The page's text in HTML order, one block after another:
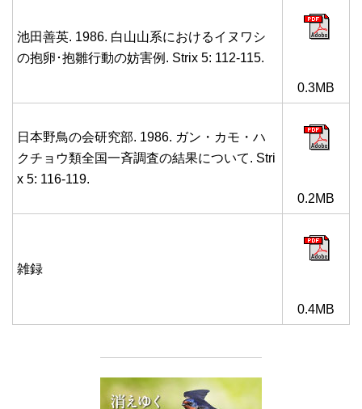
池田善英. 1986. 白山山系におけるイヌワシ
の抱卵･抱雛行動の妨害例. Strix 5: 112-115.
0.3MB
日本野鳥の会研究部. 1986. ガン・カモ・ハ
クチョウ類全国一斉調査の結果について. Stri
x 5: 116-119.
0.2MB
雑録
0.4MB